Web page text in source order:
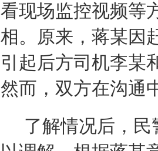
看现场监控视频等
相。原来，蒋某因
引起后方司机李某
然而，双方在沟通
了解情况后，